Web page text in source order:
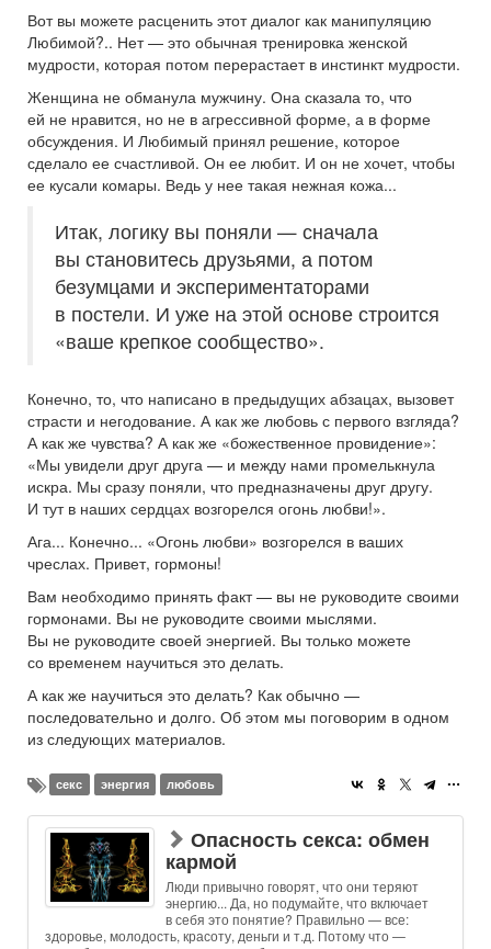
Вот вы можете расценить этот диалог как манипуляцию
Любимой?.. Нет — это обычная тренировка женской
мудрости, которая потом перерастает в инстинкт мудрости.
Женщина не обманула мужчину. Она сказала то, что
ей не нравится, но не в агрессивной форме, а в форме
обсуждения. И Любимый принял решение, которое
сделало ее счастливой. Он ее любит. И он не хочет, чтобы
ее кусали комары. Ведь у нее такая нежная кожа...
Итак, логику вы поняли — сначала
вы становитесь друзьями, а потом
безумцами и экспериментаторами
в постели. И уже на этой основе строится
«ваше крепкое сообщество».
Конечно, то, что написано в предыдущих абзацах, вызовет
страсти и негодование. А как же любовь с первого взгляда?
А как же чувства? А как же «божественное провидение»:
«Мы увидели друг друга — и между нами промелькнула
искра. Мы сразу поняли, что предназначены друг другу.
И тут в наших сердцах возгорелся огонь любви!».
Ага... Конечно... «Огонь любви» возгорелся в ваших
чреслах. Привет, гормоны!
Вам необходимо принять факт — вы не руководите своими
гормонами. Вы не руководите своими мыслями.
Вы не руководите своей энергией. Вы только можете
со временем научиться это делать.
А как же научиться это делать? Как обычно —
последовательно и долго. Об этом мы поговорим в одном
из следующих материалов.
секс энергия любовь
Опасность секса: обмен
кармой
Люди привычно говорят, что они теряют
энергию... Да, но подумайте, что включает
в себя это понятие? Правильно — все:
здоровье, молодость, красоту, деньги и т.д. Потому что —